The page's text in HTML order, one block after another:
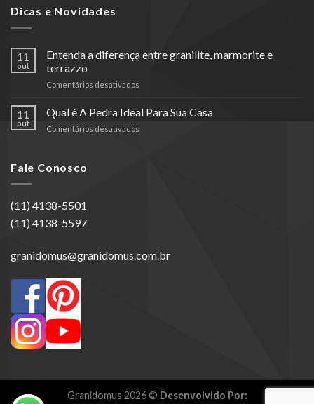
Dicas e Novidades
11
out
Entenda a diferença entre granilite, marmorite e
terrazzo
Comentários desativados
a
diferença
11
out
Qual é A Pedra Ideal Para Sua Casa
Comentários desativados
Fale Conosco
(11) 4138-5501
(11) 4138-5597
granidomus@granidomus.com.br
Granidomus 2026 © Desenvolvido Por: